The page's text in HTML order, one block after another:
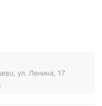
ул. Ленина, 17